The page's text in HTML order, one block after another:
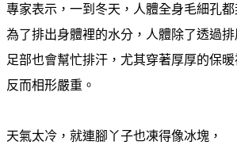
專家表示，一到冬天，人體全身毛細孔都
為了排出身體裡的水分，人體除了透過排
足部也會幫忙排汗，尤其穿著厚厚的保
反而相形嚴重。
天氣太冷，就連腳丫子也凍得像冰塊，